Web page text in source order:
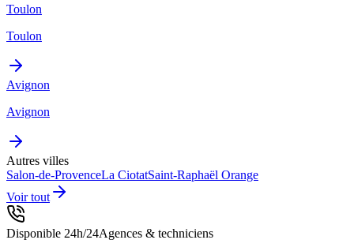
Toulon
Toulon
Avignon
Avignon
Autres villes
Salon-de-ProvenceLa CiotatSaint-Raphaël Orange
Voir tout
Disponible 24h/24Agences & techniciens